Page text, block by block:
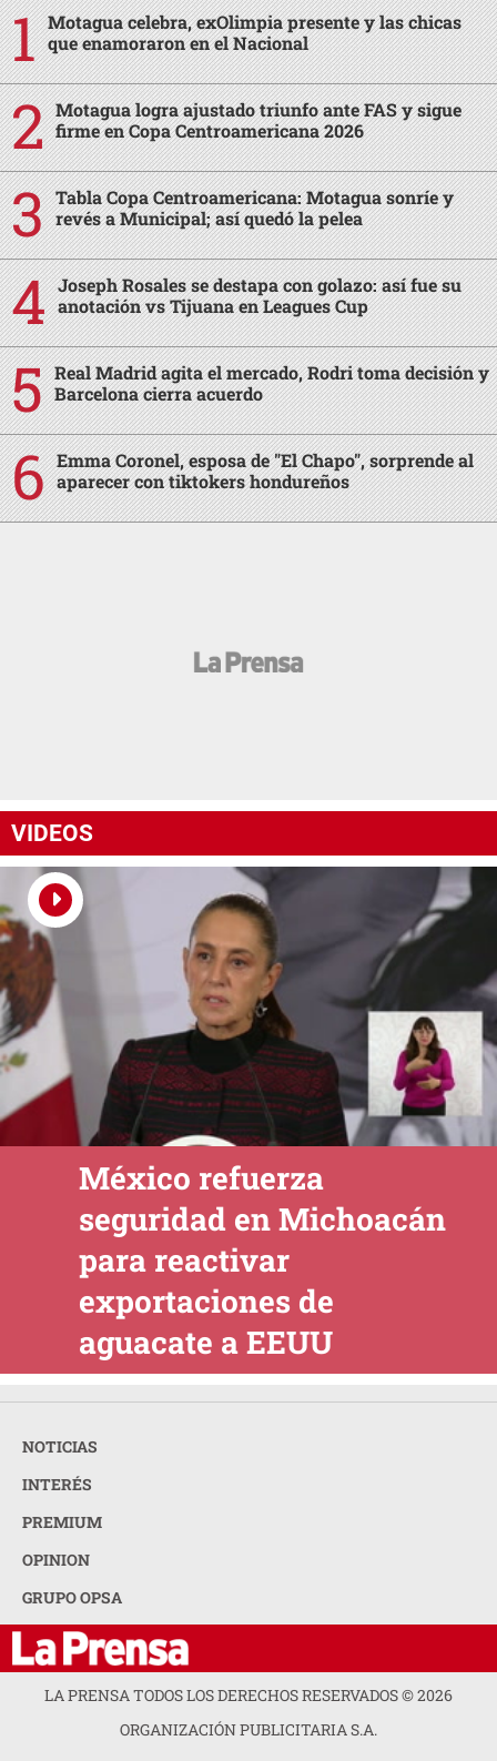
Motagua celebra, exOlimpia presente y las chicas
que enamoraron en el Nacional
Motagua logra ajustado triunfo ante FAS y sigue
firme en Copa Centroamericana 2026
Tabla Copa Centroamericana: Motagua sonríe y
revés a Municipal; así quedó la pelea
Joseph Rosales se destapa con golazo: así fue su
anotación vs Tijuana en Leagues Cup
Real Madrid agita el mercado, Rodri toma decisión y
Barcelona cierra acuerdo
Emma Coronel, esposa de "El Chapo", sorprende al
aparecer con tiktokers hondureños
VIDEOS
México refuerza
seguridad en Michoacán
para reactivar
exportaciones de
aguacate a EEUU
NOTICIAS
INTERÉS
PREMIUM
OPINION
GRUPO OPSA
LA PRENSA TODOS LOS DERECHOS RESERVADOS ©2026
ORGANIZACIÓN PUBLICITARIA S.A.